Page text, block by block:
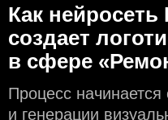
Как
создаeт
в сфере
Процесс
и генерации